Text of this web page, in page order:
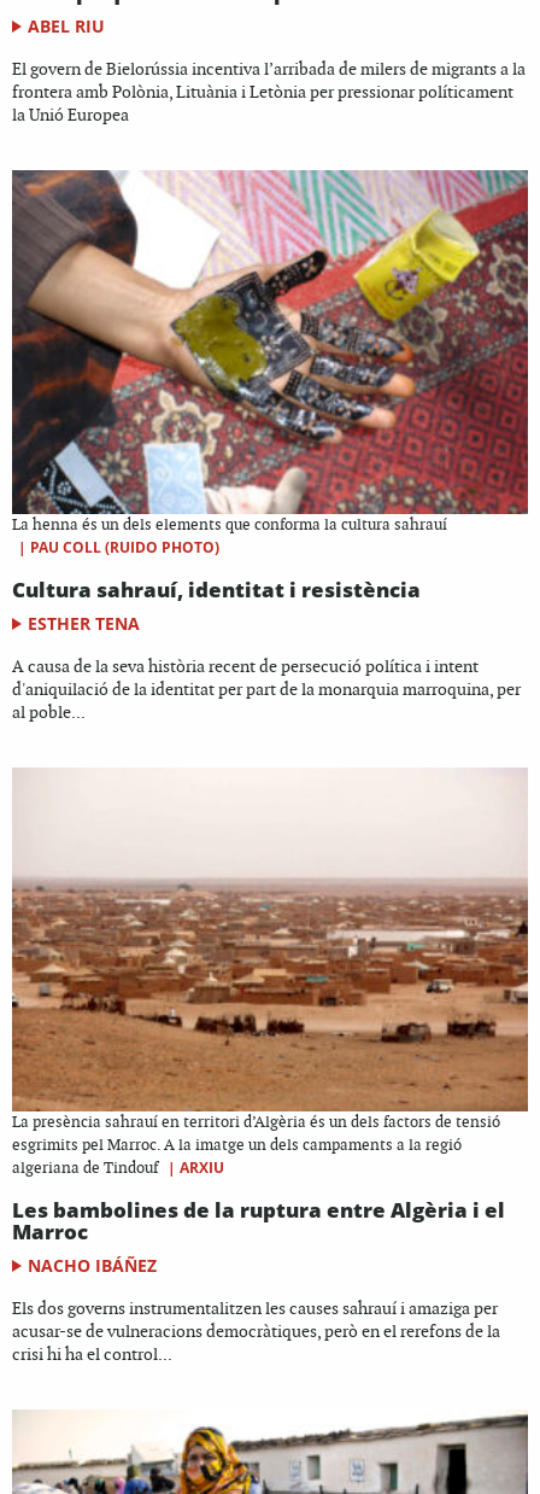
ABEL RIU
El govern de Bielorússia incentiva l’arribada de milers de migrants a la
frontera amb Polònia, Lituània i Letònia per pressionar políticament
la Unió Europea
La henna és un dels elements que conforma la cultura sahrauí
| PAU COLL (RUIDO PHOTO)
Cultura sahrauí, identitat i resistència
ESTHER TENA
A causa de la seva història recent de persecució política i intent
d'aniquilació de la identitat per part de la monarquia marroquina, per
al poble...
La presència sahrauí en territori d’Algèria és un dels factors de tensió
esgrimits pel Marroc. A la imatge un dels campaments a la regió
algeriana de Tindouf | ARXIU
Les bambolines de la ruptura entre Algèria i el
Marroc
NACHO IBÁÑEZ
Els dos governs instrumentalitzen les causes sahrauí i amaziga per
acusar-se de vulneracions democràtiques, però en el rerefons de la
crisi hi ha el control...